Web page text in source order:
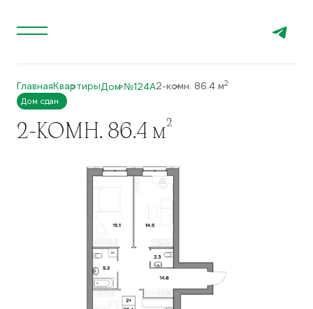
ГлавнаяКвартирыДом №124A2-комн. 86.4 м2
Дом сдан
2-КОМН. 86.4м2